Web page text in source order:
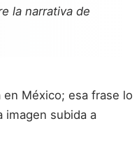
la narrativa de
en México; esa frase lo
subida a